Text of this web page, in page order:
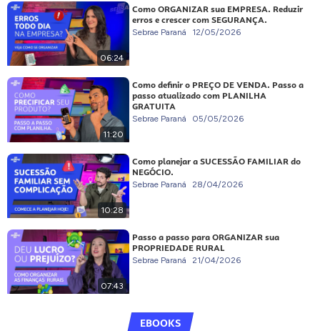
06:24
Como ORGANIZAR sua EMPRESA. Reduzir
erros e crescer com SEGURANÇA.
Sebrae Paraná 12/05/2026
11:20
Como definir o PREÇO DE VENDA. Passo a
passo atualizado com PLANILHA
GRATUITA
Sebrae Paraná 05/05/2026
10:28
Como planejar a SUCESSÃO FAMILIAR do
NEGÓCIO.
Sebrae Paraná 28/04/2026
07:43
Passo a passo para ORGANIZAR sua
PROPRIEDADE RURAL
Sebrae Paraná 21/04/2026
EBOOKS